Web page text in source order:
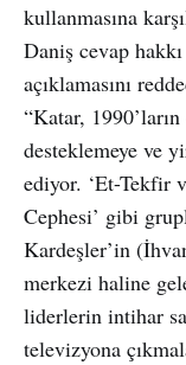
kullanmasına
Daniş cevap
açıklamasını
“Katar,
desteklemeye ve
ediyor. ‘Et-Tekfir
Cephesi’ gibi
Kardeşler’in
merkezi haline
liderlerin intihar
televizyona